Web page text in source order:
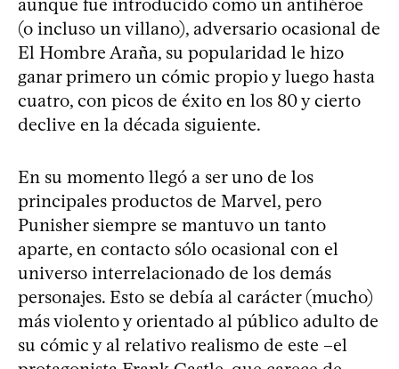
(o incluso un villano), adversario ocasional de
El Hombre Araña, su popularidad le hizo
ganar primero un cómic propio y luego hasta
cuatro, con picos de éxito en los 80 y cierto
declive en la década siguiente.
En su momento llegó a ser uno de los
principales productos de Marvel, pero
Punisher siempre se mantuvo un tanto
aparte, en contacto sólo ocasional con el
universo interrelacionado de los demás
personajes. Esto se debía al carácter (mucho)
más violento y orientado al público adulto de
su cómic y al relativo realismo de este –el